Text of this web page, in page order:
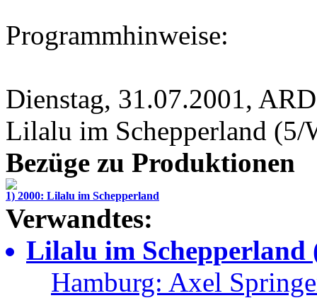
Programmhinweise:
Dienstag, 31.07.2001,
Lilalu im Schepperland (5/
Bezüge zu Produktionen
1) 2000: Lilalu im Schepperland
Verwandtes:
Lilalu im Schepperland
Hamburg: Axel